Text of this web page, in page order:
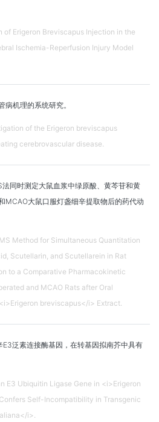
of Erigeron Breviscapus Injection in the
Ischemia-Reperfusion Injury Model
病机理的系统研究。
of the Erigeron breviscapus
cerebrovascular disease.
同时测定大鼠血浆中绿原酸、黄芩苷和黄
MCAO大鼠口服灯盏细辛提取物后的药代动
Method for Simultaneous Quantitation
Scutellarin, and Scutellarein in Rat
to a Comparative Pharmacokinetic
and MCAO Rats after Oral
breviscapus</i> Extract.
E3泛素连接酶基因，在转基因拟南芥中具有
E3 Ubiquitin Ligase Gene in <i>Erigeron
Self-Incompatibility in Transgenic
i>.